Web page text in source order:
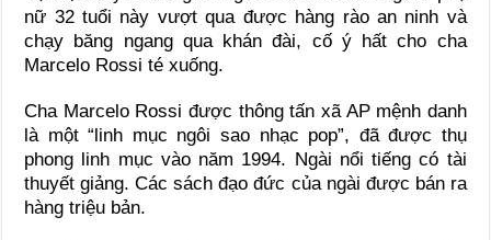
nữ 32 tuổi này vượt qua được hàng rào an ninh và
chạy băng ngang qua khán đài, cố ý hất cho cha
Marcelo Rossi té xuống.
Cha Marcelo Rossi được thông tấn xã AP mệnh danh
là một “linh mục ngôi sao nhạc pop”, đã được thụ
phong linh mục vào năm 1994. Ngài nổi tiếng có tài
thuyết giảng. Các sách đạo đức của ngài được bán ra
hàng triệu bản.